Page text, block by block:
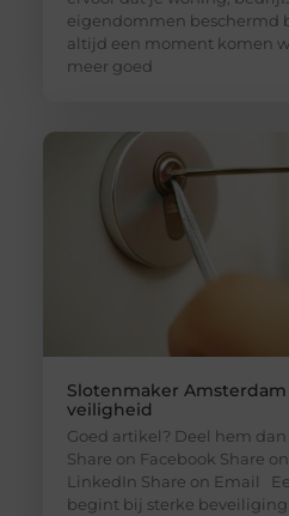
eigendommen beschermd
altijd een moment komen
meer goed
Slotenmaker
veiligheid
Goed artikel? Deel hem dan
Share on Facebook Share
LinkedIn Share on Email
begint bij sterke